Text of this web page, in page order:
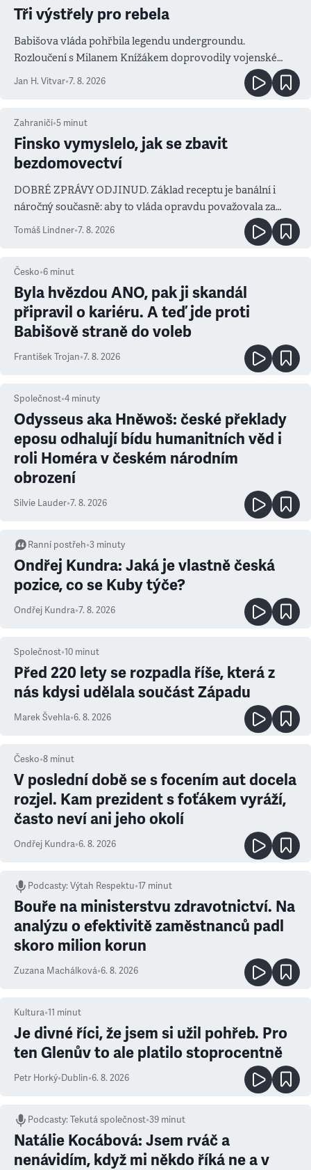
Tři výstřely pro rebela
Babišova vláda pohřbila legendu undergroundu.
Rozloučení s Milanem Knížákem doprovodily vojenské
salvy i kritika pokrokářů
Jan H. Vitvar•7. 8. 2026
Zahraničí•5 minut
Finsko vymyslelo, jak se zbavit
bezdomovectví
DOBRÉ ZPRÁVY ODJINUD. Základ receptu je banální i
náročný současně: aby to vláda opravdu považovala za
prioritu
Tomáš Lindner•7. 8. 2026
Česko•6 minut
Byla hvězdou ANO, pak ji skandál
připravil o kariéru. A teď jde proti
Babišově straně do voleb
František Trojan•7. 8. 2026
Společnost•4 minuty
Odysseus aka Hněwoš: české překlady
eposu odhalují bídu humanitních věd i
roli Homéra v českém národním
obrození
Silvie Lauder•7. 8. 2026
Ranní postřeh•3 minuty
Ondřej Kundra: Jaká je vlastně česká
pozice, co se Kuby týče?
Ondřej Kundra•7. 8. 2026
Společnost•10 minut
Před 220 lety se rozpadla říše, která z
nás kdysi udělala součást Západu
Marek Švehla•6. 8. 2026
Česko•8 minut
V poslední době se s focením aut docela
rozjel. Kam prezident s foťákem vyráží,
často neví ani jeho okolí
Ondřej Kundra•6. 8. 2026
Podcasty:Výtah Respektu•17 minut
Bouře na ministerstvu zdravotnictví. Na
analýzu o efektivitě zaměstnanců padl
skoro milion korun
Zuzana Machálková•6. 8. 2026
Kultura•11 minut
Je divné říci, že jsem si užil pohřeb. Pro
ten Glenův to ale platilo stoprocentně
Petr Horký•Dublin•6. 8. 2026
Podcasty:Tekutá společnost•39 minut
Natálie Kocábová: Jsem rváč a
nenávidím, když mi někdo říká ne a v